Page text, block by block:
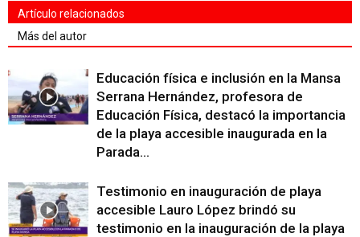
Artículo relacionados
Más del autor
Educación física e inclusión en la Mansa
Serrana Hernández, profesora de
Educación Física, destacó la importancia
de la playa accesible inaugurada en la
Parada...
Testimonio en inauguración de playa
accesible Lauro López brindó su
testimonio en la inauguración de la playa